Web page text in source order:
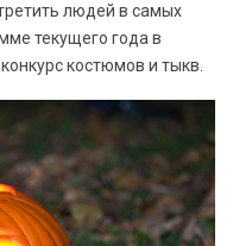
людей в самых
текущего года в
костюмов и тыкв.